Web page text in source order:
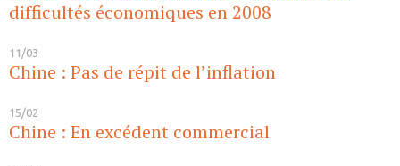
difficultés économiques en 2008
11/03
Chine : Pas de répit de l’inflation
15/02
Chine : En excédent commercial